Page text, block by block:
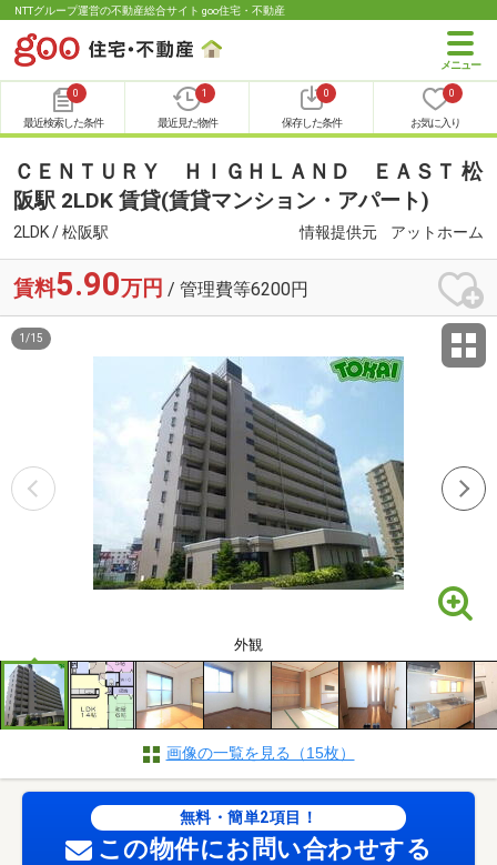
NTTグループ運営の不動産総合サイト goo住宅・不動産
0
最近検索した条件
1
最近見た物件
0
保存した条件
0
お気に入り
ＣＥＮＴＵＲＹ ＨＩＧＨＬＡＮＤ ＥＡＳＴ 松
阪駅 2LDK 賃貸(賃貸マンション・アパート)
2LDK / 松阪駅 情報提供元 アットホーム
賃料5.90万円 / 管理費等6200円
外観
1 /15
画像の一覧を見る（15枚）
無料・簡単2項目！
この物件にお問い合わせする